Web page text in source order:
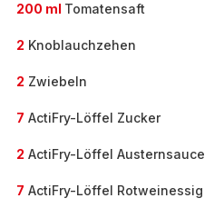
200 ml Tomatensaft
2 Knoblauchzehen
2 Zwiebeln
7 ActiFry-Löffel Zucker
2 ActiFry-Löffel Austernsauce
7 ActiFry-Löffel Rotweinessig